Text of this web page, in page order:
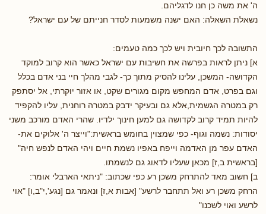
ה' את משה כן חנו לדגליהם.
נשאלת השאלה: האם ישנה משמעות לסדר חנייתם של עם ישראל?
התשובה לכך חיובית ויש לכך כמה טעמים:
א] ניתן לראות בפרשה את חשיבות עם ישראל כאשר הוא קרוב למוקד
הקדושה- המשכן, עלינו להסיק מתוך כך- לגבי מהלך חיי בני אדם בכלל
וגם בפרט, אדם המחפש מקום מגורים שקט, או אזור יוקרתי, אל יסתפק
רק במטרה הגשמית,אלא גם ובעיקר ידבק במטרה רוחנית, עליו להקפיד
להיות תמיד קרוב לקדושה גם למען חינוך ילדיו. שהרי האדם מורכב משני
יסודות: נשמה וגוף- כפי שמצוין בחומש בראשית:"וייצר ה' אלוקים את-
האדם עפר מן האדמה וייפח באפיו נשמת חיים ויהי האדם לנפש חיה"
[בראשית ב,ז] מכאן שעליו לדאוג גם לנשמתו.
ב] חשוב מאד להתרחק משכן רע כפי שכתוב: "ניתאי הארבלי אומר:
הרחק משכן רע ואל תתחבר לרשע" [אבות א,ז] ונאמר גם [נגע',י"ב,ו] "אוי
לרשע ואוי לשכנו"